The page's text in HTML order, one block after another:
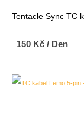
Tentacle Sync TC
150 Kč / Den